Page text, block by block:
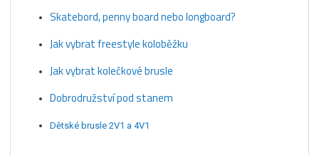
Skatebord, penny board nebo longboard?
Jak vybrat freestyle koloběžku
Jak vybrat kolečkové brusle
Dobrodružství pod stanem
Dětské brusle 2V1 a 4V1